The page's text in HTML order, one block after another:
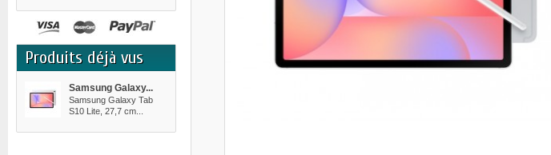
Produits déjà vus
Samsung Galaxy...
Samsung Galaxy Tab
S10 Lite, 27,7 cm...